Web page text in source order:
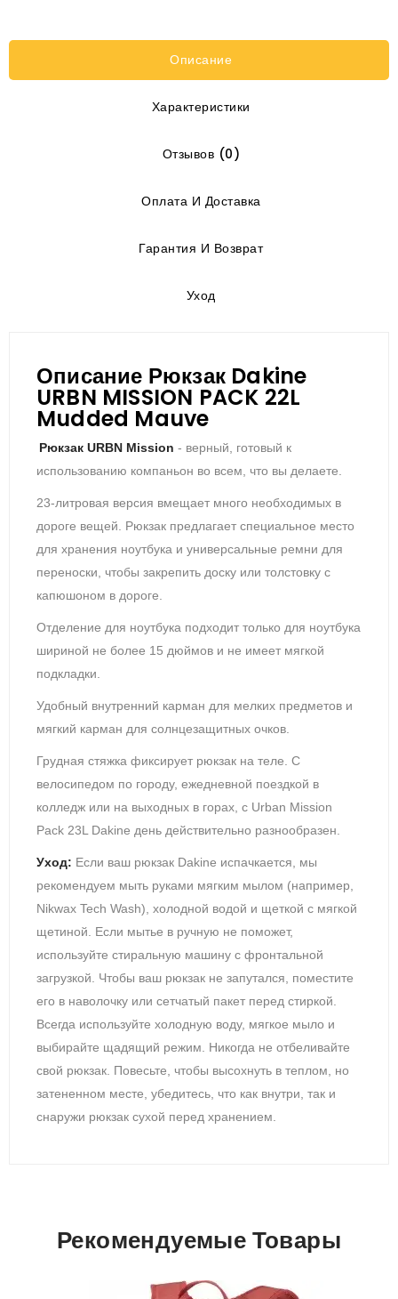
Описание
Характеристики
Отзывов (0)
Оплата И Доставка
Гарантия И Возврат
Уход
Описание Рюкзак Dakine
URBN MISSION PACK 22L
Mudded Mauve
Рюкзак URBN Mission - верный, готовый к
использованию компаньон во всем, что вы делаете.
23-литровая версия вмещает много необходимых в
дороге вещей. Рюкзак предлагает специальное место
для хранения ноутбука и универсальные ремни для
переноски, чтобы закрепить доску или толстовку с
капюшоном в дороге.
Отделение для ноутбука подходит только для ноутбука
шириной не более 15 дюймов и не имеет мягкой
подкладки.
Удобный внутренний карман для мелких предметов и
мягкий карман для солнцезащитных очков.
Грудная стяжка фиксирует рюкзак на теле. С
велосипедом по городу, ежедневной поездкой в
колледж или на выходных в горах, с Urban Mission
Pack 23L Dakine день действительно разнообразен.
Уход: Если ваш рюкзак Dakine испачкается, мы
рекомендуем мыть руками мягким мылом (например,
Nikwax Tech Wash), холодной водой и щеткой с мягкой
щетиной. Если мытье в ручную не поможет,
используйте стиральную машину с фронтальной
загрузкой. Чтобы ваш рюкзак не запутался, поместите
его в наволочку или сетчатый пакет перед стиркой.
Всегда используйте холодную воду, мягкое мыло и
выбирайте щадящий режим. Никогда не отбеливайте
свой рюкзак. Повесьте, чтобы высохнуть в теплом, но
затененном месте, убедитесь, что как внутри, так и
снаружи рюкзак сухой перед хранением.
Рекомендуемые Товары